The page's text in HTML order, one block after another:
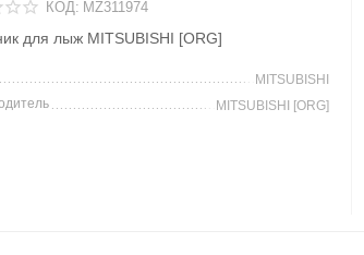
КОД: MZ311974
для лыж MITSUBISHI [ORG]
MITSUBISHI
MITSUBISHI [ORG]